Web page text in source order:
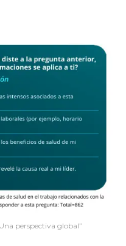
perspectiva global”